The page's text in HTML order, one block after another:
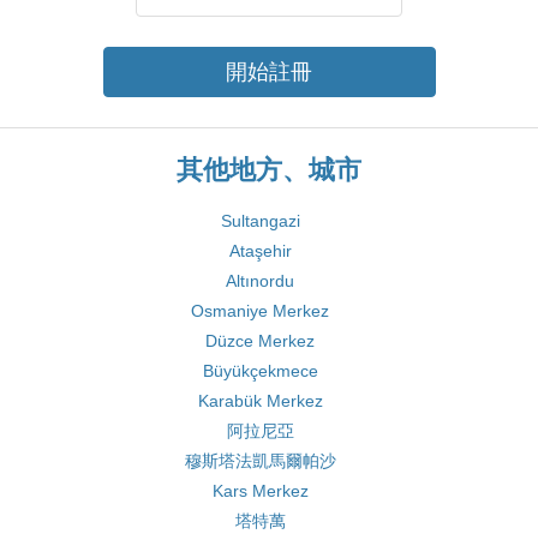
開始註冊
其他地方、城市
Sultangazi
Ataşehir
Altınordu
Osmaniye Merkez
Düzce Merkez
Büyükçekmece
Karabük Merkez
阿拉尼亞
穆斯塔法凱馬爾帕沙
Kars Merkez
塔特萬